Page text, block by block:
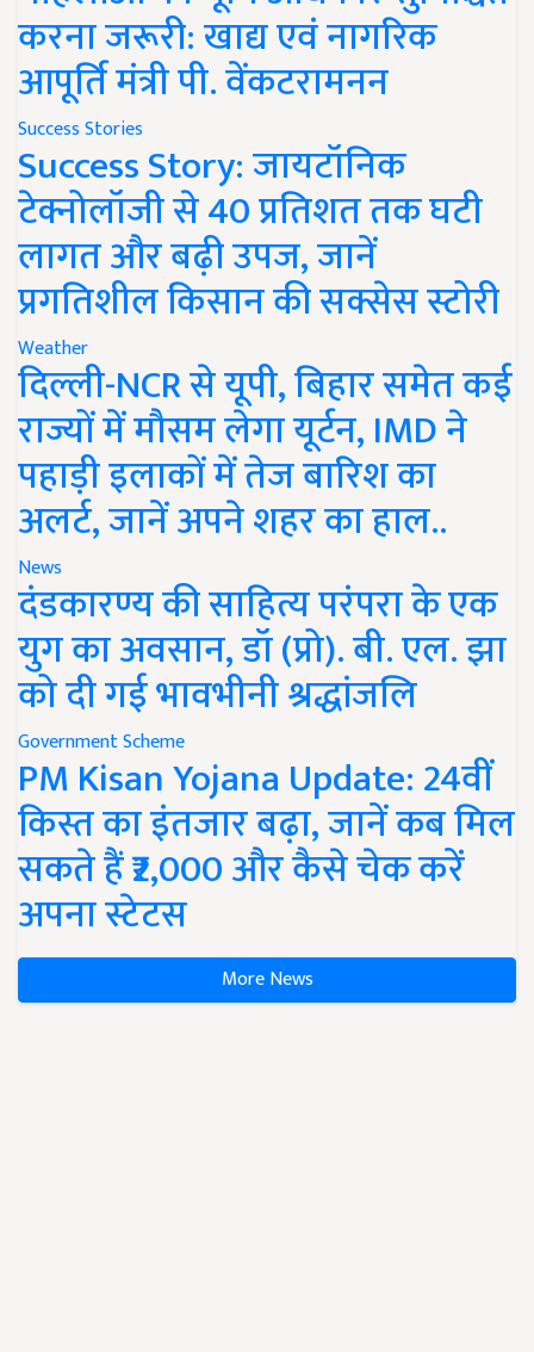
करना जरूरी: खाद्य एवं नागरिक
आपूर्ति मंत्री पी. वेंकटरामनन
Success Stories
Success Story: जायटॉनिक
टेक्नोलॉजी से 40 प्रतिशत तक घटी
लागत और बढ़ी उपज, जानें
प्रगतिशील किसान की सक्सेस स्टोरी
Weather
दिल्ली-NCR से यूपी, बिहार समेत कई
राज्यों में मौसम लेगा यूर्टन, IMD ने
पहाड़ी इलाकों में तेज बारिश का
अलर्ट, जानें अपने शहर का हाल..
News
दंडकारण्य की साहित्य परंपरा के एक
युग का अवसान, डॉ (प्रो). बी. एल. झा
को दी गई भावभीनी श्रद्धांजलि
Government Scheme
PM Kisan Yojana Update: 24वीं
किस्त का इंतजार बढ़ा, जानें कब मिल
सकते हैं ₹2,000 और कैसे चेक करें
अपना स्टेटस
More News